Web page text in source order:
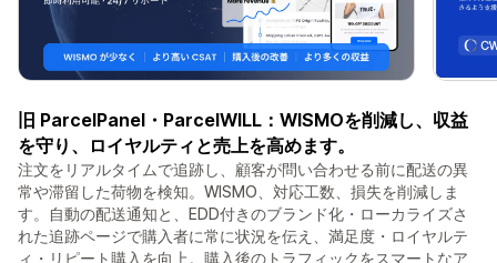
旧 ParcelPanel・ParcelWILL：WISMOを削減し、収益
を守り、ロイヤルティと売上を高めます。
注文をリアルタイムで追跡し、顧客が問い合わせる前に配送の異
常や滞留した荷物を検知。WISMO、対応工数、損失を削減しま
す。自動の配送通知と、EDD付きのブランド化・ローカライズさ
れた追跡ページで購入者に常に状況を伝え、満足度・ロイヤルテ
ィ・リピート購入を向上。購入後のトラフィックをスマートなア